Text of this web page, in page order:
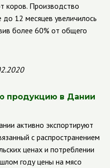
коров. Производство
до 12 месяцев увеличилось
более 60% от общего
продукцию в Дании
активно экспортируют
с распространением
ценах и потреблении
году цены на мясо